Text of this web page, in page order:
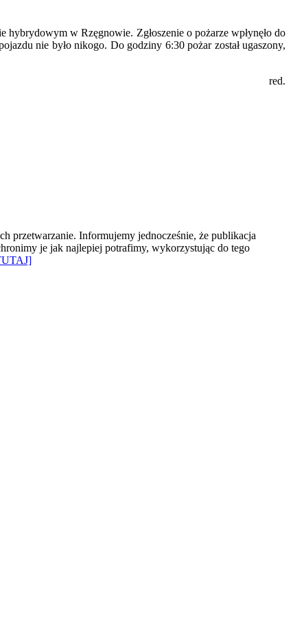
hybrydowym w Rzęgnowie. Zgłoszenie o pożarze wpłynęło do
nie było nikogo. Do godziny 6:30 pożar został ugaszony,
red.
przetwarzanie. Informujemy jednocześnie, że publikacja
je jak najlepiej potrafimy, wykorzystując do tego